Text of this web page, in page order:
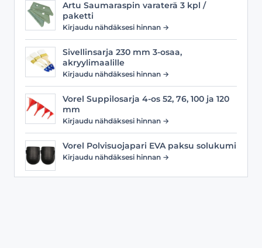
Artu Saumaraspin varaterä 3 kpl /
paketti
Kirjaudu nähdäksesi hinnan →
Sivellinsarja 230 mm 3-osaa,
akryylimaalille
Kirjaudu nähdäksesi hinnan →
Vorel Suppilosarja 4-os 52, 76, 100 ja 120
mm
Kirjaudu nähdäksesi hinnan →
Vorel Polvisuojapari EVA paksu solukumi
Kirjaudu nähdäksesi hinnan →